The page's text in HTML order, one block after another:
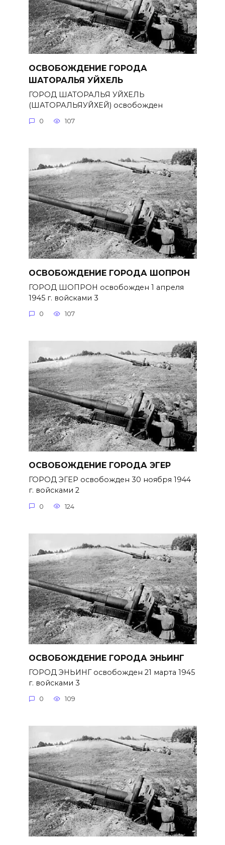
ОСВОБОЖДЕНИЕ ГОРОДА
ШАТОРАЛЬЯ УЙХЕЛЬ
ГОРОД ШАТОРАЛЬЯ УЙХЕЛЬ
(ШАТОРАЛЬЯУЙХЕЙ) освобожден
0 107
ОСВОБОЖДЕНИЕ ГОРОДА ШОПРОН
ГОРОД ШОПРОН освобожден 1 апреля
1945 г. войсками 3
0 107
ОСВОБОЖДЕНИЕ ГОРОДА ЭГЕР
ГОРОД ЭГЕР освобожден 30 ноября 1944
г. войсками 2
0 124
ОСВОБОЖДЕНИЕ ГОРОДА ЭНЬИНГ
ГОРОД ЭНЬИНГ освобожден 21 марта 1945
г. войсками 3
0 109